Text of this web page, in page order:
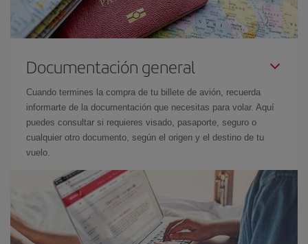
Documentación general
Cuando termines la compra de tu billete de avión, recuerda
informarte de la documentación que necesitas para volar. Aquí
puedes consultar si requieres visado, pasaporte, seguro o
cualquier otro documento, según el origen y el destino de tu
vuelo.